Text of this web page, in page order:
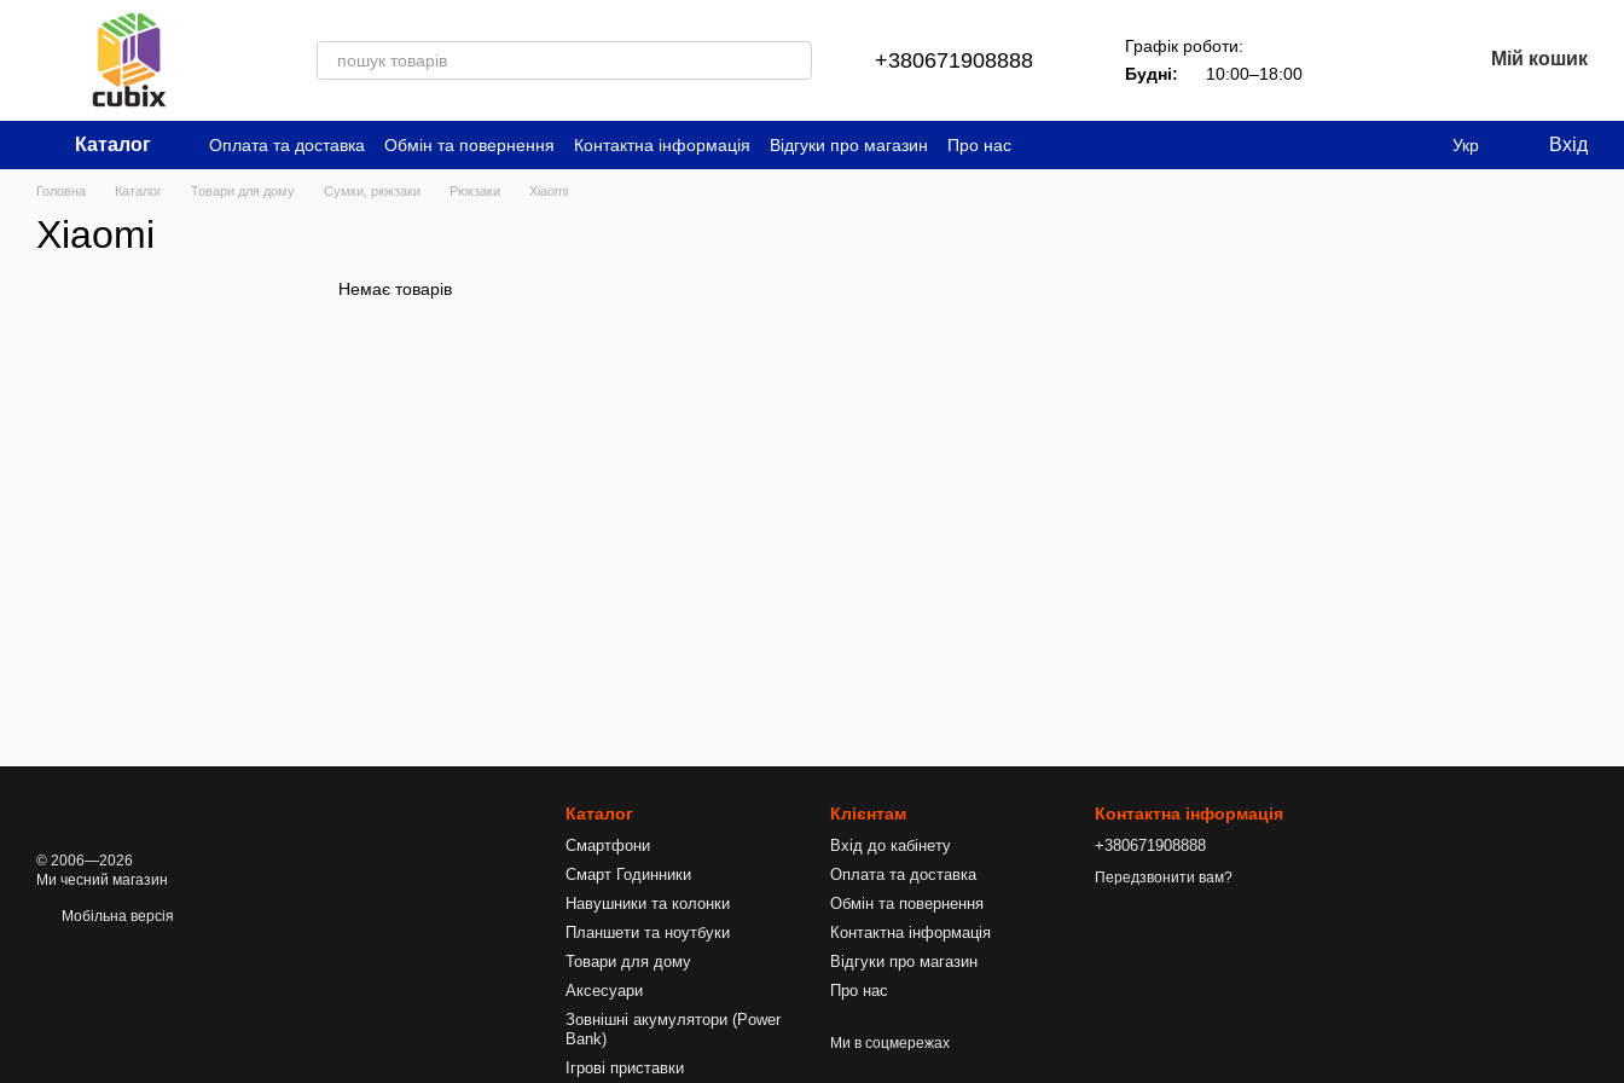
Перейти до основного контенту
+380671908888
Графік роботи:
Будні:
10:00–18:00
Мій кошик
Каталог Оплата та доставка Обмін та повернення Контактна інформація Відгуки про магазин Про нас Укр Вхід
Головна Каталог Товари для дому Сумки, рюкзаки Рюкзаки Xiaomi
Xiaomi
Немає товарів
© 2006—2026
Ми чесний магазин
Мобільна версія
Каталог
Смартфони
Смарт Годинники
Навушники та колонки
Планшети та ноутбуки
Товари для дому
Аксесуари
Зовнішні акумулятори (Power
Bank)
Ігрові приставки
Клієнтам
Вхід до кабінету
Оплата та доставка
Обмін та повернення
Контактна інформація
Відгуки про магазин
Про нас
Ми в соцмережах
Контактна інформація
+380671908888
Передзвонити вам?